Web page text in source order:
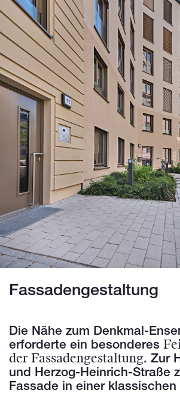
Fassadengestaltung
Die Nähe zum Denkmal-
erforderte ein besonderes
der Fassadengestaltung. Zur
und Herzog-Heinrich-Straße
Fassade in einer